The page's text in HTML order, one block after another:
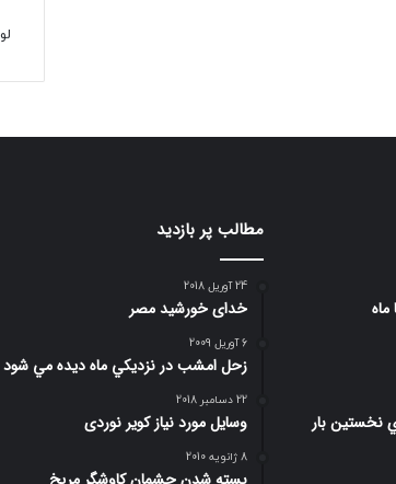
نخستين بار
مطالب پر بازدید
24 آوریل 2018
خدای خورشید مصر
6 آوریل 2009
زحل امشب در نزديكي ماه ديده مي شود
22 دسامبر 2018
وسایل مورد نیاز کویر نوردی
8 ژانویه 2010